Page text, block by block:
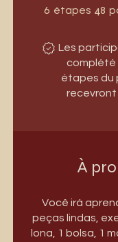
6 étapes 6
48
Les
complété
étapes du
recevront
À
Você irá
peças lindas,
lona, 1 bolsa, 1